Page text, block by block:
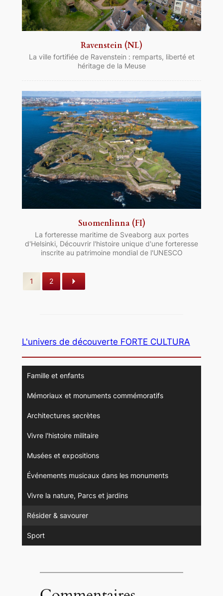
Ravenstein (NL)
La ville fortifiée de Ravenstein : remparts, liberté et
héritage de la Meuse
Suomenlinna (FI)
La forteresse maritime de Sveaborg aux portes
d'Helsinki, Découvrir l'histoire unique d'une forteresse
inscrite au patrimoine mondial de l'UNESCO
1 2
L'univers de découverte FORTE CULTURA
Famille et enfants
Mémoriaux et monuments commémoratifs
Architectures secrètes
Vivre l'histoire militaire
Musées et expositions
Événements musicaux dans les monuments
Vivre la nature, Parcs et jardins
Résider & savourer
Sport